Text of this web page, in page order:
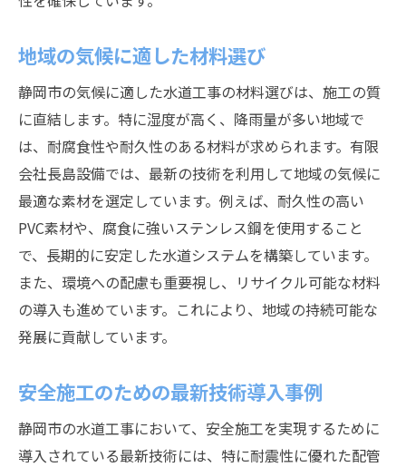
地域の気候に適した材料選び
静岡市の気候に適した水道工事の材料選びは、施工の質
に直結します。特に湿度が高く、降雨量が多い地域で
は、耐腐食性や耐久性のある材料が求められます。有限
会社長島設備では、最新の技術を利用して地域の気候に
最適な素材を選定しています。例えば、耐久性の高い
PVC素材や、腐食に強いステンレス鋼を使用すること
で、長期的に安定した水道システムを構築しています。
また、環境への配慮も重要視し、リサイクル可能な材料
の導入も進めています。これにより、地域の持続可能な
発展に貢献しています。
安全施工のための最新技術導入事例
静岡市の水道工事において、安全施工を実現するために
導入されている最新技術には、特に耐震性に優れた配管